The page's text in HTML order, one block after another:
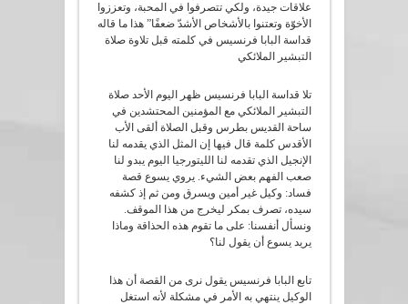
علاقات جيدة، ولكي تتصرفوا في المحبة، وتعززوا
الأخوّة وتعتنوا بالأشخاص الأشدّ ضعفًا” هذا ما قاله
قداسة البابا فرنسيس في كلمته قبل تلاوة صلاة
التبشير الملائكي
تلا قداسة البابا فرنسيس ظهر اليوم الأحد صلاة
التبشير الملائكي مع المؤمنين المحتشدين في
ساحة القديس بطرس وقبل الصلاة ألقى الأب
الأقدس كلمة قال فيها إن المثل الذي يقدمه لنا
الإنجيل الذي تقدمه لنا الليتورجيا اليوم يبدو لنا
صعب الفهم بعض الشيء. يروي يسوع قصة
فساد: وكيل غير أمين ويسرق ومن ثم إذ كشفه
سيده، تصرف بمكر ليخرج من هذا الموقف.
ونسأل أنفسنا: على ما تقوم هذه الحذاقة وماذا
يريد يسوع أن يقول لنا؟
تابع البابا فرنسيس يقول نرى من القصة أن هذا
الوكيل ينتهي به الأمر في مشكلة لأنه استغل